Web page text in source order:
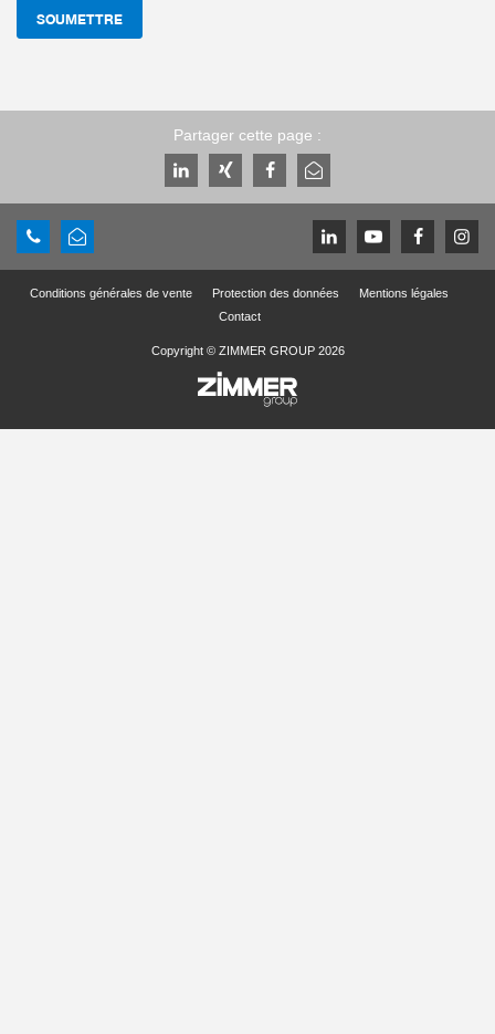
SOUMETTRE
Partager cette page :
Conditions générales de vente Protection des données
Mentions légales
Contact
Copyright © ZIMMER GROUP 2026